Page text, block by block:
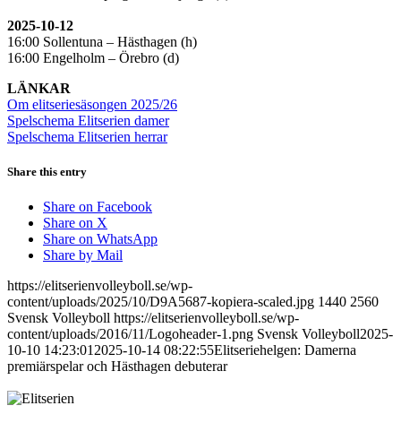
2025-10-12
16:00 Sollentuna – Hästhagen (h)
16:00 Engelholm – Örebro (d)
LÄNKAR
Om elitseriesäsongen 2025/26
Spelschema Elitserien damer
Spelschema Elitserien herrar
Share this entry
Share on Facebook
Share on X
Share on WhatsApp
Share by Mail
https://elitserienvolleyboll.se/wp-
content/uploads/2025/10/D9A5687-kopiera-scaled.jpg 1440 2560
Svensk Volleyboll https://elitserienvolleyboll.se/wp-
content/uploads/2016/11/Logoheader-1.png Svensk Volleyboll2025-
10-10 14:23:01 2025-10-14 08:22:55Elitseriehelgen: Damerna
premiärspelar och Hästhagen debuterar